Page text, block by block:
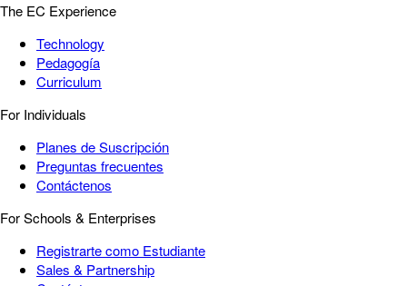
The EC Experience
Technology
Pedagogía
Curriculum
For Individuals
Planes de Suscripción
Preguntas frecuentes
Contáctenos
For Schools & Enterprises
Registrarte como Estudiante
Sales & Partnership